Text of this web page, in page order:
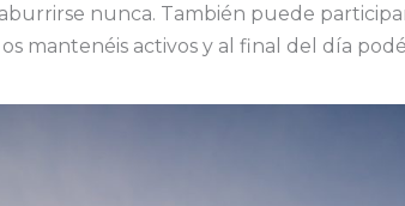
nunca. También puede
mantenéis activos y al final del día